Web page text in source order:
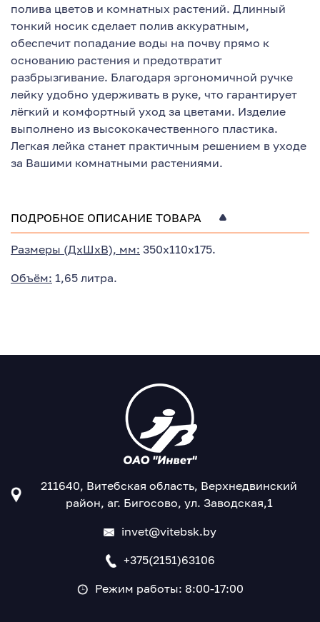
полива цветов и комнатных растений. Длинный
тонкий носик сделает полив аккуратным,
обеспечит попадание воды на почву прямо к
основанию растения и предотвратит
разбрызгивание. Благодаря эргономичной ручке
лейку удобно удерживать в руке, что гарантирует
лёгкий и комфортный уход за цветами. Изделие
выполнено из высококачественного пластика.
Легкая лейка станет практичным решением в уходе
за Вашими комнатными растениями.
ПОДРОБНОЕ ОПИСАНИЕ ТОВАРА
Размеры (ДхШхВ), мм: 350х110х175.
Объём: 1,65 литра.
211640, Витебская область, Верхнедвинский
район, аг. Бигосово, ул. Заводская,1
invet@vitebsk.by
+375(2151)63106
Режим работы: 8:00-17:00